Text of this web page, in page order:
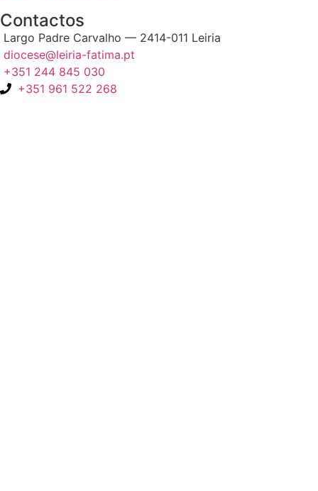
Contactos
Largo Padre Carvalho — 2414-011 Leiria
diocese@leiria-fatima.pt
+351 244 845 030
+351 961 522 268